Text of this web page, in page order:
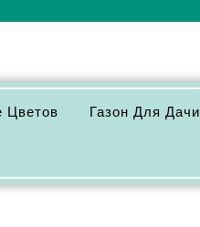
Цветов Газон Для Дачи